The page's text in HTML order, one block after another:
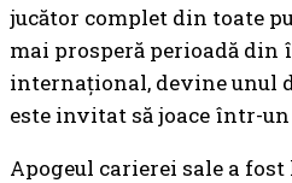
jucător complet din toate
mai prosperă perioadă din
internațional, devine unul
este invitat să joace într-
Apogeul carierei sale a